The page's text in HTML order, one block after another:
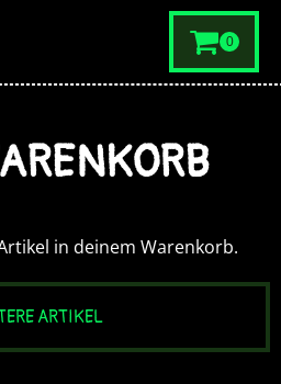
0
in deinem Warenkorb.
ARTIKEL